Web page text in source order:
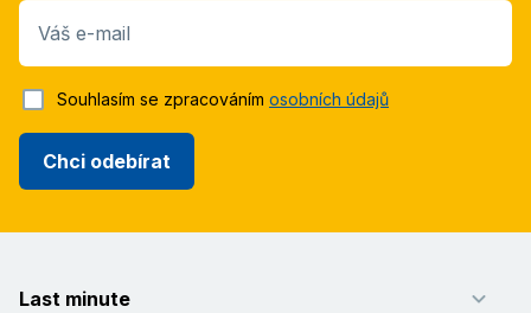
Váš e-mail
Chci odebírat
Souhlasím se zpracováním osobních údajů
Last minute